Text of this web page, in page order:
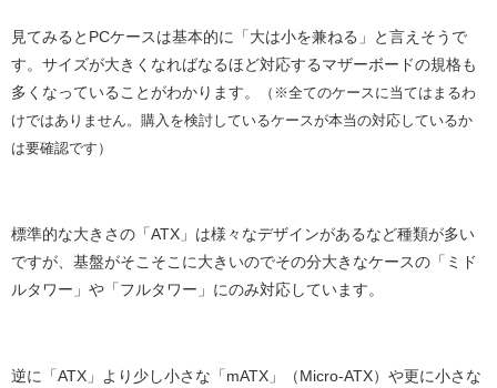
見てみるとPCケースは基本的に「大は小を兼ねる」と言えそうで
す。サイズが大きくなればなるほど対応するマザーボードの規格も
多くなっていることがわかります。
（※全てのケースに当てはまるわ
けではありません。購入を検討しているケースが本当の対応しているか
は要確認です）
標準的な大きさの「ATX」は様々なデザインがあるなど種類が多い
ですが、基盤がそこそこに大きいのでその分大きなケースの「ミド
ルタワー」や「フルタワー」にのみ対応しています。
逆に「ATX」より少し小さな「mATX」（Micro-ATX）や更に小さな